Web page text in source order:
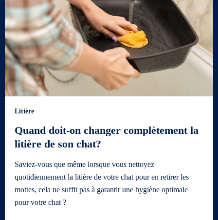
Litière
Quand doit-on changer complètement la
litière de son chat?
Saviez-vous que même lorsque vous nettoyez
quotidiennement la litière de votre chat pour en retirer les
mottes, cela ne suffit pas à garantir une hygiène optimale
pour votre chat ?